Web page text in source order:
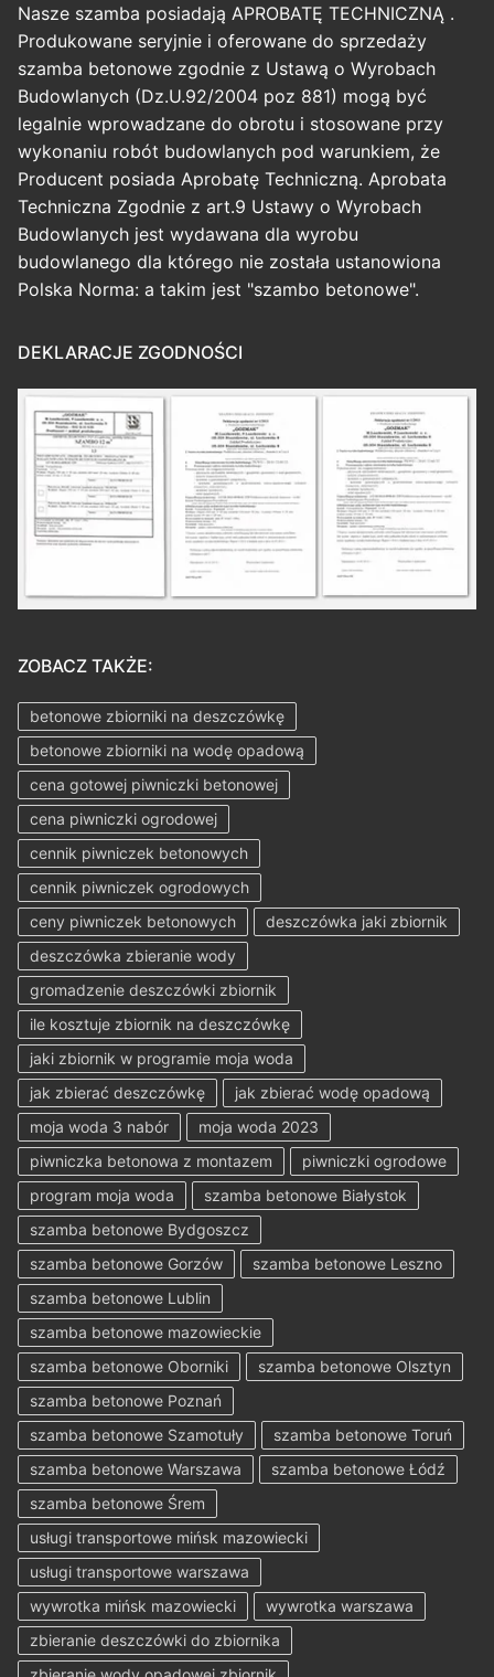
Nasze szamba posiadają APROBATĘ TECHNICZNĄ .
Produkowane seryjnie i oferowane do sprzedaży
szamba betonowe zgodnie z Ustawą o Wyrobach
Budowlanych (Dz.U.92/2004 poz 881) mogą być
legalnie wprowadzane do obrotu i stosowane przy
wykonaniu robót budowlanych pod warunkiem, że
Producent posiada Aprobatę Techniczną. Aprobata
Techniczna Zgodnie z art.9 Ustawy o Wyrobach
Budowlanych jest wydawana dla wyrobu
budowlanego dla którego nie została ustanowiona
Polska Norma: a takim jest "szambo betonowe".
DEKLARACJE ZGODNOŚCI
ZOBACZ TAKŻE:
betonowe zbiorniki na deszczówkę
betonowe zbiorniki na wodę opadową
cena gotowej piwniczki betonowej
cena piwniczki ogrodowej
cennik piwniczek betonowych
cennik piwniczek ogrodowych
ceny piwniczek betonowych
deszczówka jaki zbiornik
deszczówka zbieranie wody
gromadzenie deszczówki zbiornik
ile kosztuje zbiornik na deszczówkę
jaki zbiornik w programie moja woda
jak zbierać deszczówkę
jak zbierać wodę opadową
moja woda 3 nabór
moja woda 2023
piwniczka betonowa z montazem
piwniczki ogrodowe
program moja woda
szamba betonowe Białystok
szamba betonowe Bydgoszcz
szamba betonowe Gorzów
szamba betonowe Leszno
szamba betonowe Lublin
szamba betonowe mazowieckie
szamba betonowe Oborniki
szamba betonowe Olsztyn
szamba betonowe Poznań
szamba betonowe Szamotuły
szamba betonowe Toruń
szamba betonowe Warszawa
szamba betonowe Łódź
szamba betonowe Śrem
usługi transportowe mińsk mazowiecki
usługi transportowe warszawa
wywrotka mińsk mazowiecki
wywrotka warszawa
zbieranie deszczówki do zbiornika